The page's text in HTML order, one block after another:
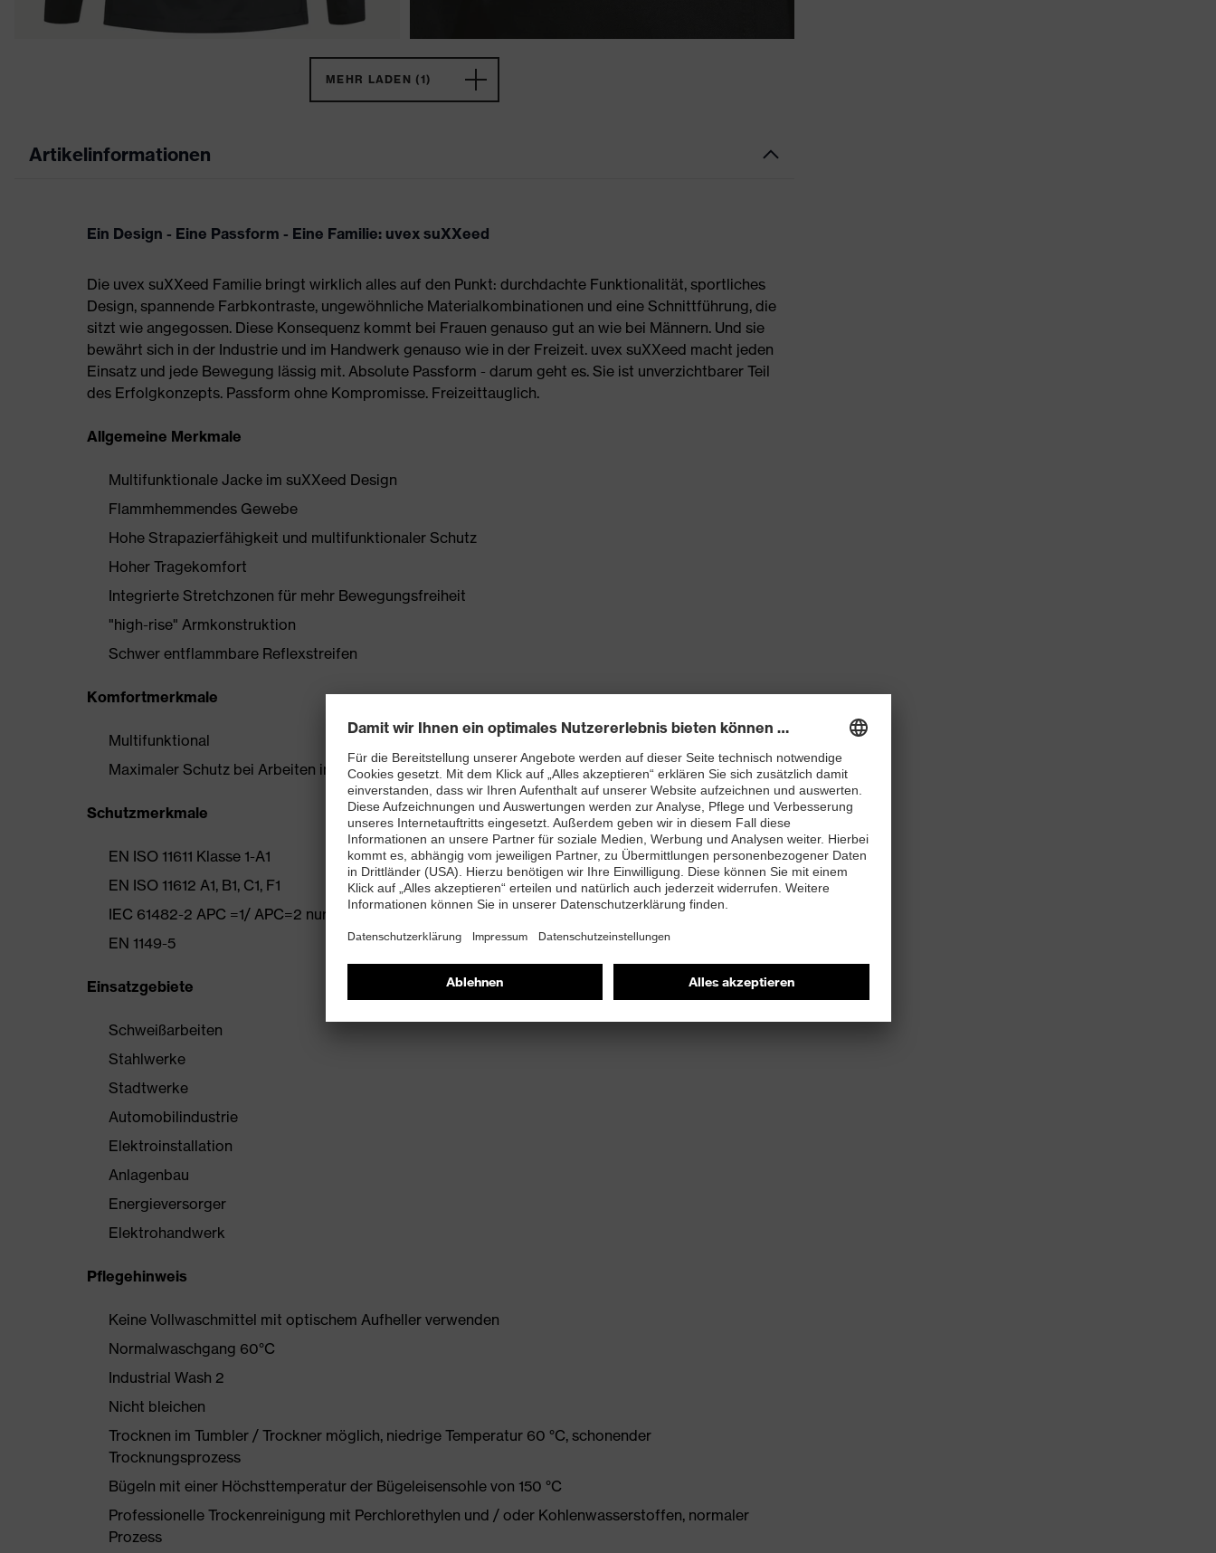
MEHR LADEN (1)
Artikelinformationen
Ein Design - Eine Passform - Eine Familie: uvex suXXeed
Die uvex suXXeed Familie bringt wirklich alles auf den Punkt: durchdachte Funktionalität, sportliches
Design, spannende Farbkontraste, ungewöhnliche Materialkombinationen und eine Schnittführung, die
sitzt wie angegossen. Diese Konsequenz kommt bei Frauen genauso gut an wie bei Männern. Und sie
bewährt sich in der Industrie und im Handwerk genauso wie in der Freizeit. uvex suXXeed macht jeden
Einsatz und jede Bewegung lässig mit. Absolute Passform - darum geht es. Sie ist unverzichtbarer Teil
des Erfolgkonzepts. Passform ohne Kompromisse. Freizeittauglich.
Allgemeine Merkmale
Multifunktionale Jacke im suXXeed Design
Flammhemmendes Gewebe
Hohe Strapazierfähigkeit und multifunktionaler Schutz
Hoher Tragekomfort
Integrierte Stretchzonen für mehr Bewegungsfreiheit
"high-rise" Armkonstruktion
Schwer entflammbare Reflexstreifen
Komfortmerkmale
Multifunktional
Maximaler Schutz bei Arbeiten in extremen Bedingungen
Schutzmerkmale
EN ISO 11611 Klasse 1-A1
EN ISO 11612 A1, B1, C1, F1
IEC 61482-2 APC =1/ APC=2 nur in Frontbereich und Ärmel
EN 1149-5
Einsatzgebiete
Schweißarbeiten
Stahlwerke
Stadtwerke
Automobilindustrie
Elektroinstallation
Anlagenbau
Energieversorger
Elektrohandwerk
Pflegehinweis
Keine Vollwaschmittel mit optischem Aufheller verwenden
Normalwaschgang 60°C
Industrial Wash 2
Nicht bleichen
Trocknen im Tumbler / Trockner möglich, niedrige Temperatur 60 °C, schonender
Trocknungsprozess
Bügeln mit einer Höchsttemperatur der Bügeleisensohle von 150 °C
Professionelle Trockenreinigung mit Perchlorethylen und / oder Kohlenwasserstoffen, normaler
Prozess